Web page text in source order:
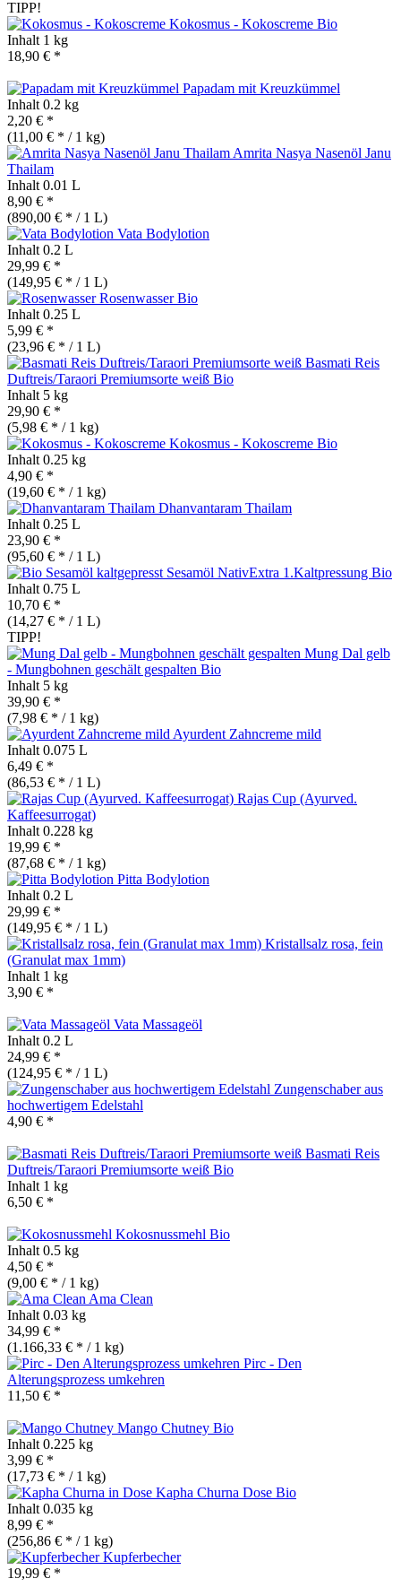
TIPP!
Kokosmus - Kokoscreme Bio
Inhalt 1 kg
18,90 € *
Papadam mit Kreuzkümmel
Inhalt 0.2 kg
2,20 € *
(11,00 € * / 1 kg)
Amrita Nasya Nasenöl Janu
Thailam
Inhalt 0.01 L
8,90 € *
(890,00 € * / 1 L)
Vata Bodylotion
Inhalt 0.2 L
29,99 € *
(149,95 € * / 1 L)
RosenwasserBio
Inhalt 0.25 L
5,99 € *
(23,96 € * / 1 L)
Basmati Reis
Duftreis/Taraori Premiumsorte weiß Bio
Inhalt 5 kg
29,90 € *
(5,98 € * / 1 kg)
Kokosmus - Kokoscreme Bio
Inhalt 0.25 kg
4,90 € *
(19,60 € * / 1 kg)
Dhanvantaram Thailam
Inhalt 0.25 L
23,90 € *
(95,60 € * / 1 L)
Sesamöl NativExtra 1.Kaltpressung Bio
Inhalt 0.75 L
10,70 € *
(14,27 € * / 1 L)
TIPP!
Mung Dal gelb
- Mungbohnen geschält gespalten Bio
Inhalt 5 kg
39,90 € *
(7,98 € * / 1 kg)
Ayurdent Zahncreme mild
Inhalt 0.075 L
6,49 € *
(86,53 € * / 1 L)
Rajas Cup (Ayurved.
Kaffeesurrogat)
Inhalt 0.228 kg
19,99 € *
(87,68 € * / 1 kg)
Pitta Bodylotion
Inhalt 0.2 L
29,99 € *
(149,95 € * / 1 L)
Kristallsalz rosa, fein
(Granulat max 1mm)
Inhalt 1 kg
3,90 € *
Vata Massageöl
Inhalt 0.2 L
24,99 € *
(124,95 € * / 1 L)
Zungenschaber aus
hochwertigem Edelstahl
4,90 € *
Basmati Reis
Duftreis/Taraori Premiumsorte weiß Bio
Inhalt 1 kg
6,50 € *
Kokosnussmehl Bio
Inhalt 0.5 kg
4,50 € *
(9,00 € * / 1 kg)
Ama Clean
Inhalt 0.03 kg
34,99 € *
(1.166,33 € * / 1 kg)
Pirc - Den
Alterungsprozess umkehren
11,50 € *
Mango Chutney Bio
Inhalt 0.225 kg
3,99 € *
(17,73 € * / 1 kg)
Kapha Churna Dose Bio
Inhalt 0.035 kg
8,99 € *
(256,86 € * / 1 kg)
Kupferbecher
19,99 € *